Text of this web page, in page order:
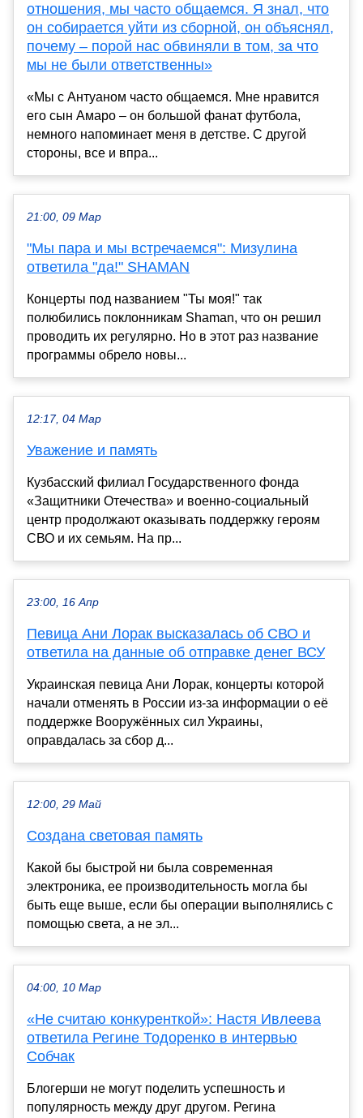
отношения, мы часто общаемся. Я знал, что
он собирается уйти из сборной, он объяснял,
почему – порой нас обвиняли в том, за что
мы не были ответственны»
«Мы с Антуаном часто общаемся. Мне нравится
его сын Амаро – он большой фанат футбола,
немного напоминает меня в детстве. С другой
стороны, все и впра...
21:00, 09 Мар
"Мы пара и мы встречаемся": Мизулина
ответила "да!" SHAMAN
Концерты под названием "Ты моя!" так
полюбились поклонникам Shaman, что он решил
проводить их регулярно. Но в этот раз название
программы обрело новы...
12:17, 04 Мар
Уважение и память
Кузбасский филиал Государственного фонда
«Защитники Отечества» и военно-социальный
центр продолжают оказывать поддержку героям
СВО и их семьям. На пр...
23:00, 16 Апр
Певица Ани Лорак высказалась об СВО и
ответила на данные об отправке денег ВСУ
Украинская певица Ани Лорак, концерты которой
начали отменять в России из-за информации о её
поддержке Вооружённых сил Украины,
оправдалась за сбор д...
12:00, 29 Май
Создана световая память
Какой бы быстрой ни была современная
электроника, ее производительность могла бы
быть еще выше, если бы операции выполнялись с
помощью света, а не эл...
04:00, 10 Мар
«Не считаю конкуренткой»: Настя Ивлеева
ответила Регине Тодоренко в интервью
Собчак
Блогерши не могут поделить успешность и
популярность между друг другом. Регина